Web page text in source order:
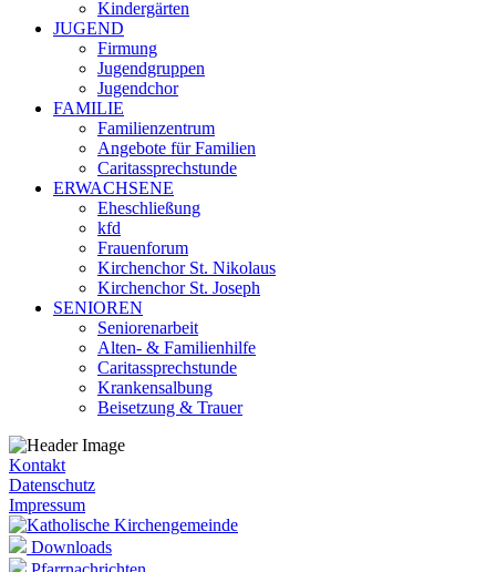
Kindergärten
JUGEND
Firmung
Jugendgruppen
Jugendchor
FAMILIE
Familienzentrum
Angebote für Familien
Caritassprechstunde
ERWACHSENE
Eheschließung
kfd
Frauenforum
Kirchenchor St. Nikolaus
Kirchenchor St. Joseph
SENIOREN
Seniorenarbeit
Alten- & Familienhilfe
Caritassprechstunde
Krankensalbung
Beisetzung & Trauer
Kontakt
Datenschutz
Impressum
Downloads